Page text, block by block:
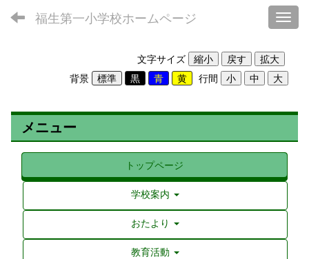
福生第一小学校ホームページ
文字サイズ
背景
行間
メニュー
トップページ
学校案内
おたより
教育活動